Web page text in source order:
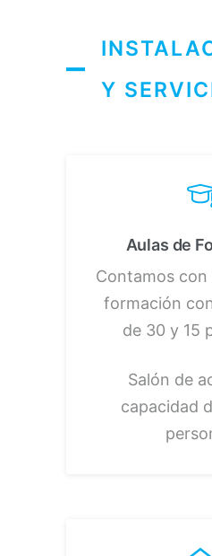
Y
Aulas de
Contamos con
formación
de 30 y 15
Salón de
capacidad